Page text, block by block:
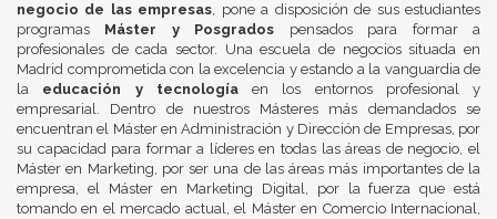
negocio de las empresas, pone a disposición de sus estudiantes
programas Máster y Posgrados pensados para formar a
profesionales de cada sector. Una escuela de negocios situada en
Madrid comprometida con la excelencia y estando a la vanguardia de
la educación y tecnologíaen los entornos profesional y
empresarial. Dentro de nuestros Másteres más demandados se
encuentran el Máster en Administración y Dirección de Empresas, por
su capacidad para formar a líderes en todas las áreas de negocio, el
Máster en Marketing, por ser una de las áreas más importantes de la
empresa, el Máster en Marketing Digital, por la fuerza que está
tomando en el mercado actual, el Máster en Comercio Internacional,